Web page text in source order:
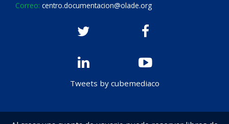
Correo: centro.documentacion@olade.org
Tweets by cubemediaco